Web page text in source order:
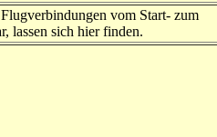
vom Start- zum
lassen sich hier finden.